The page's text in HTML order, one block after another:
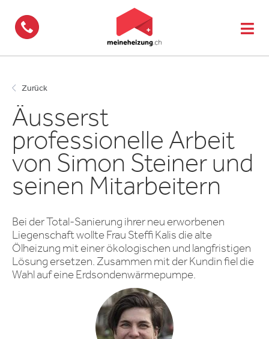
Zurück
Äusserst
professionelle Arbeit
von Simon Steiner und
seinen Mitarbeitern
Bei der Total-Sanierung ihrer neu erworbenen
Liegenschaft wollte Frau Steffi Kalis die alte
Ölheizung mit einer ökologischen und langfristigen
Lösung ersetzen. Zusammen mit der Kundin fiel die
Wahl auf eine Erdsondenwärmepumpe.